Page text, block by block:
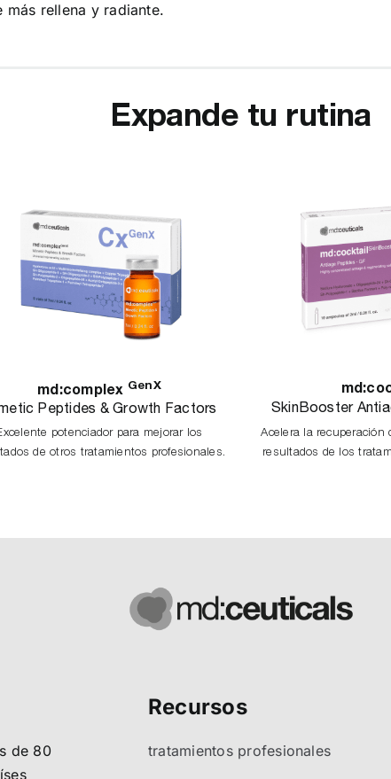
más rellena y radiante.
Expande tu rutina
md:complex GenX
Peptides & Growth Factors
potenciador para mejorar los
de otros tratamientos profesionales.
SkinBooster
Acelera la recuperación
resultados de los
de 80
Recursos
tratamientos profesionales